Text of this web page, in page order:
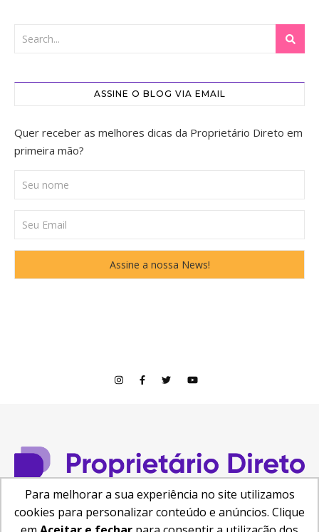
ASSINE O BLOG VIA EMAIL
Quer receber as melhores dicas da Proprietário Direto em
primeira mão?
© Copyright 2026
Para melhorar a sua experiência no site utilizamos
cookies para personalizar conteúdo e anúncios. Clique